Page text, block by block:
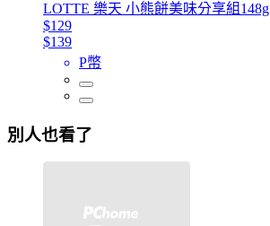
LOTTE 樂天 小熊餅美味分享組148g
$129
$139
P幣
別人也看了